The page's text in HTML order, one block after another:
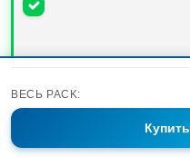
ВЕСЬ PACK:
Купить